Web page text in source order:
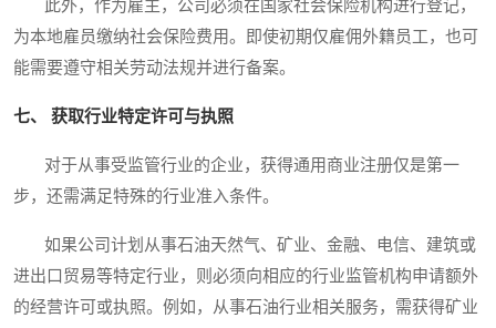
此外，作为雇主，公司必须在国家社会保险机构进行登记，
为本地雇员缴纳社会保险费用。即使初期仅雇佣外籍员工，也可
能需要遵守相关劳动法规并进行备案。
七、 获取行业特定许可与执照
对于从事受监管行业的企业，获得通用商业注册仅是第一
步，还需满足特殊的行业准入条件。
如果公司计划从事石油天然气、矿业、金融、电信、建筑或
进出口贸易等特定行业，则必须向相应的行业监管机构申请额外
的经营许可或执照。例如，从事石油行业相关服务，需获得矿业